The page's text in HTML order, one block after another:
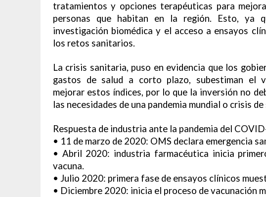
tratamientos y opciones terapéuticas para
personas que habitan en la región. Esto, ya
investigación biomédica y el acceso a ensayos
los retos sanitarios.
La crisis sanitaria, puso en evidencia que los
gastos de salud a corto plazo, subestiman el
mejorar estos índices, por lo que la inversión no
las necesidades de una pandemia mundial o crisis de
Respuesta de industria ante la pandemia del
• 11 de marzo de 2020: OMS declara emergencia
• Abril 2020: industria farmacéutica inicia
vacuna.
• Julio 2020: primera fase de ensayos clínicos
• Diciembre 2020: inicia el proceso de vacunación